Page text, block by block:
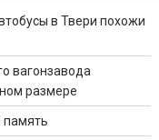
в Твери похожи
вагонзавода
размере
память